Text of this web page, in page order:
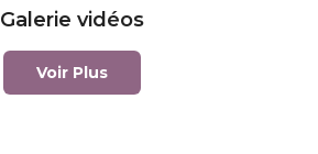
Galerie vidéos
Voir Plus